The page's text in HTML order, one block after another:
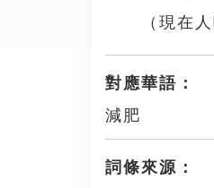
（現在
對應華語：
減肥
詞條來源：